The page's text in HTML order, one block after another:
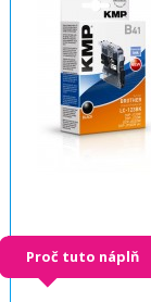
Proč tuto náplň